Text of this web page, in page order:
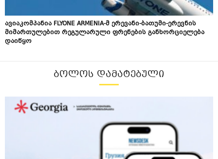
ავიაკომპანია FLYONE ARMENIA-მ ერევანი-ბათუმი-ერევნის
მიმართულებით რეგულარული ფრენების განხორციელება
დაიწყო
ᲑᲝᲚᲝᲡ ᲓᲐᲛᲐᲢᲔᲑᲣᲚᲘ